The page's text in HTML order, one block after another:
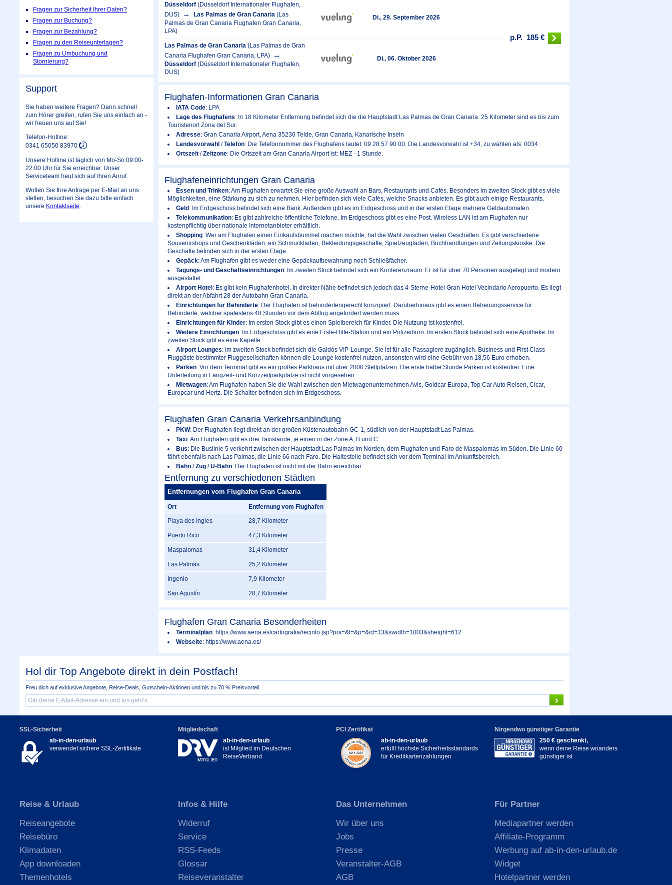
Düsseldorf (Düsseldorf Internationaler Flughafen,
DUS)
Las Palmas de Gran Canaria (Las
Palmas de Gran Canaria Flughafen Gran Canaria,
LPA)
Di., 29. September 2026
Las Palmas de Gran Canaria (Las Palmas de Gran
Canaria Flughafen Gran Canaria, LPA)
Düsseldorf (Düsseldorf Internationaler Flughafen,
DUS)
Di., 06. Oktober 2026
p.P. 185 €
Flughafen-Informationen Gran Canaria
IATA Code: LPA
Lage des Flughafens: In 18 Kilometer Entfernung befindet sich die die Hauptstadt Las Palmas de Gran Canaria. 25 Kilometer sind es bis zum
Touristenort Zona del Sur.
Adresse: Gran Canaria Airport, Aena 35230 Telde, Gran Canaria, Kanarische Inseln
Landesvorwahl /Telefon: Die Telefonnummer des Flughafens lautet: 09 28 57 90 00. Die Landesvorwahl ist +34, zu wählen als: 0034.
Ortszeit /Zeitzone: Die Ortszeit am Gran Canaria Airport ist: MEZ - 1 Stunde.
Flughafeneinrichtungen Gran Canaria
Essen und Trinken: Am Flughafen erwartet Sie eine große Auswahl an Bars, Restaurants und Cafés. Besonders im zweiten Stock gibt es viele
Möglichkeiten, eine Stärkung zu sich zu nehmen. Hier befinden sich viele Cafés, welche Snacks anbieten. Es gibt auch einige Restaurants.
Geld: Im Erdgeschoss befindet sich eine Bank. Außerdem gibt es im Erdgeschoss und in der ersten Etage mehrere Geldautomaten.
Telekommunikation: Es gibt zahlreiche öffentliche Telefone. Im Erdgeschoss gibt es eine Post. Wireless LAN ist am Flughafen nur
kostenpflichtig über nationale Internetanbieter erhältlich.
Shopping: Wer am Flughafen einen Einkaufsbummel machen möchte, hat die Wahl zwischen vielen Geschäften. Es gibt verschiedene
Souvenirshops und Geschenkläden, ein Schmuckladen, Bekleidungsgeschäfte, Spielzeugläden, Buchhandlungen und Zeitungskioske. Die
Geschäfte befinden sich in der ersten Etage.
Gepäck: Am Flughafen gibt es weder eine Gepäckaufbewahrung noch Schließfächer.
Tagungs- und Geschäftseinrichtungen: Im zweiten Stock befindet sich ein Konferenzraum. Er ist für über 70 Personen ausgelegt und modern
ausgestattet.
Airport Hotel: Es gibt kein Flughafenhotel. In direkter Nähe befindet sich jedoch das 4-Sterne-Hotel Gran Hotel Vecindario Aeropuerto. Es liegt
direkt an der Abfahrt 28 der Autobahn Gran Canaria.
Einrichtungen für Behinderte: Der Flughafen ist behindertengerecht konzipiert. Darüberhinaus gibt es einen Betreuungsservice für
Behinderte, welcher spätestens 48 Stunden vor dem Abflug angefordert werden muss.
Einrichtungen für Kinder: Im ersten Stock gibt es einen Spielbereich für Kinder. Die Nutzung ist kostenfrei.
Weitere Einrichtungen: Im Erdgeschoss gibt es eine Erste-Hilfe-Station und ein Polizeibüro. Im ersten Stock befindet sich eine Apotheke. Im
zweiten Stock gibt es eine Kapelle.
Airport Lounges: Im zweiten Stock befindet sich die Galdós VIP-Lounge. Sie ist für alle Passagiere zugänglich. Business und First Class
Fluggäste bestimmter Fluggesellschaften können die Lounge kostenfrei nutzen, ansonsten wird eine Gebühr von 18,56 Euro erhoben.
Parken: Vor dem Terminal gibt es ein großes Parkhaus mit über 2000 Stellplätzen. Die erste halbe Stunde Parken ist kostenfrei. Eine
Unterteilung in Langzeit- und Kurzzeitparkplätze ist nicht vorgesehen.
Mietwagen: Am Flughafen haben Sie die Wahl zwischen den Mietwagenunternehmen Avis, Goldcar Europa, Top Car Auto Reisen, Cicar,
Europcar und Hertz. Die Schalter befinden sich im Erdgeschoss.
Flughafen Gran Canaria Verkehrsanbindung
PKW: Der Flughafen liegt direkt an der großen Küstenautobahn GC-1, südlich von der Hauptstadt Las Palmas.
Taxi: Am Flughafen gibt es drei Taxistände, je einen in der Zone A, B und C.
Bus: Die Buslinie 5 verkehrt zwischen der Hauptstadt Las Palmas im Norden, dem Flughafen und Faro de Maspalomas im Süden. Die Linie 60
fährt ebenfalls nach Las Palmas, die Linie 66 nach Faro. Die Haltestelle befindet sich vor dem Terminal im Ankunftsbereich.
Bahn /Zug /U-Bahn: Der Flughafen ist nicht mit der Bahn erreichbar.
Entfernung zu verschiedenen Städten
Entfernungen vom Flughafen Gran Canaria
Ort
Entfernung vom Flughafen
Playa des Ingles
28,7 Kilometer
Puerto Rico 47,3 Kilometer
Maspalomas 31,4 Kilometer
Las Palmas 25,2 Kilometer
Ingenio 7,9 Kilometer
San Agustín 28,7 Kilometer
Flughafen Gran Canaria Besonderheiten
Terminalplan: https://www.aena.es/cartografia/recinto.jsp?poi=&t=&p=&id=13&swidth=1003&sheight=612
Webseite: https://www.aena.es/
Fragen zur Sicherheit Ihrer Daten?
Fragen zur Buchung?
Fragen zur Bezahlung?
Fragen zu den Reiseunterlagen?
Fragen zu Umbuchung und
Stornierung?
Support
Sie haben weitere Fragen? Dann schnell
zum Hörer greifen, rufen Sie uns einfach an -
wir freuen uns auf Sie!
Telefon-Hotline:
0341 65050 83970
Unsere Hotline ist täglich von Mo-So 09:00-
22:00 Uhr für Sie erreichbar. Unser
Serviceteam freut sich auf Ihren Anruf.
Wollen Sie Ihre Anfrage per E-Mail an uns
stellen, besuchen Sie dazu bitte einfach
unsere Kontaktseite
Hol dir Top Angebote direkt in dein Postfach!
Freu dich auf exklusive Angebote, Reise-Deals, Gutschein-Aktionen und bis zu 70 % Preisvorteil.
SSL-Sicherheit
ab-in-den-urlaub
verwendet sichere SSL-Zertifikate
Mitgliedschaft
ab-in-den-urlaub
ist Mitglied im Deutschen
ReiseVerband
PCI Zertifikat
ab-in-den-urlaub
erfüllt höchste Sicherheitsstandards
für Kreditkartenzahlungen
Nirgendwo günstiger Garantie
250 € geschenkt,
wenn deine Reise woanders
günstiger ist
Reise & Urlaub
Reiseangebote
Reisebüro
Klimadaten
App downloaden
Themenhotels
Infos & Hilfe
Widerruf
Service
RSS-Feeds
Glossar
Reiseveranstalter
Das Unternehmen
Wir über uns
Jobs
Presse
Veranstalter-AGB
AGB
Für Partner
Mediapartner werden
Affiliate-Programm
Werbung auf ab-in-den-urlaub.de
Widget
Hotelpartner werden